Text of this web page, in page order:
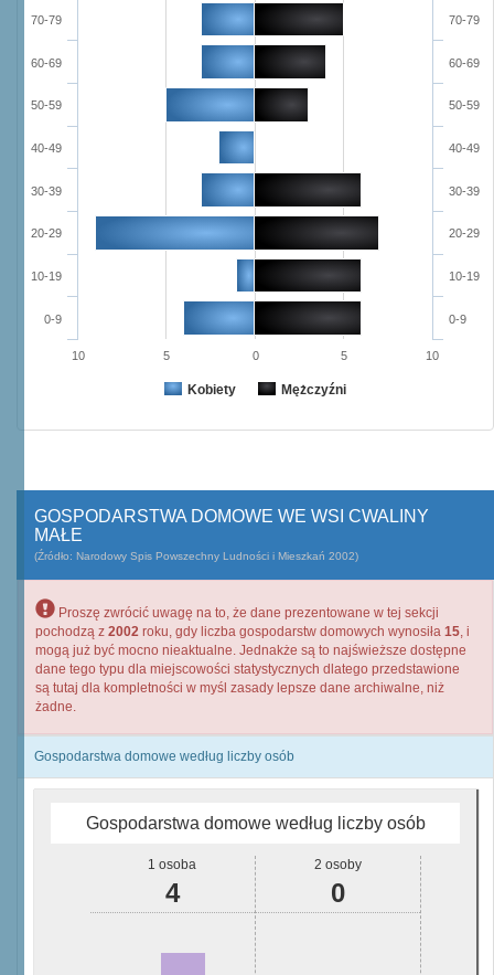
Kobiety Mężczyźni
0-9
10-19
20-29
30-39
40-49
50-59
60-69
70-79
0-9
10-19
20-29
30-39
40-49
50-59
60-69
70-79
10 0 10
5 5
GOSPODARSTWA DOMOWE WE WSI CWALINY
MAŁE
(Źródło: Narodowy Spis Powszechny Ludności i Mieszkań 2002)
Proszę zwrócić uwagę na to, że dane prezentowane w tej sekcji
pochodzą z 2002 roku, gdy liczba gospodarstw domowych wynosiła 15, i
mogą już być mocno nieaktualne. Jednakże są to najświeższe dostępne
dane tego typu dla miejscowości statystycznych dlatego przedstawione
są tutaj dla kompletności w myśl zasady lepsze dane archiwalne, niż
żadne.
Gospodarstwa domowe według liczby osób
Gospodarstwa domowe według liczby osób
1 osoba
4
2 osoby
0